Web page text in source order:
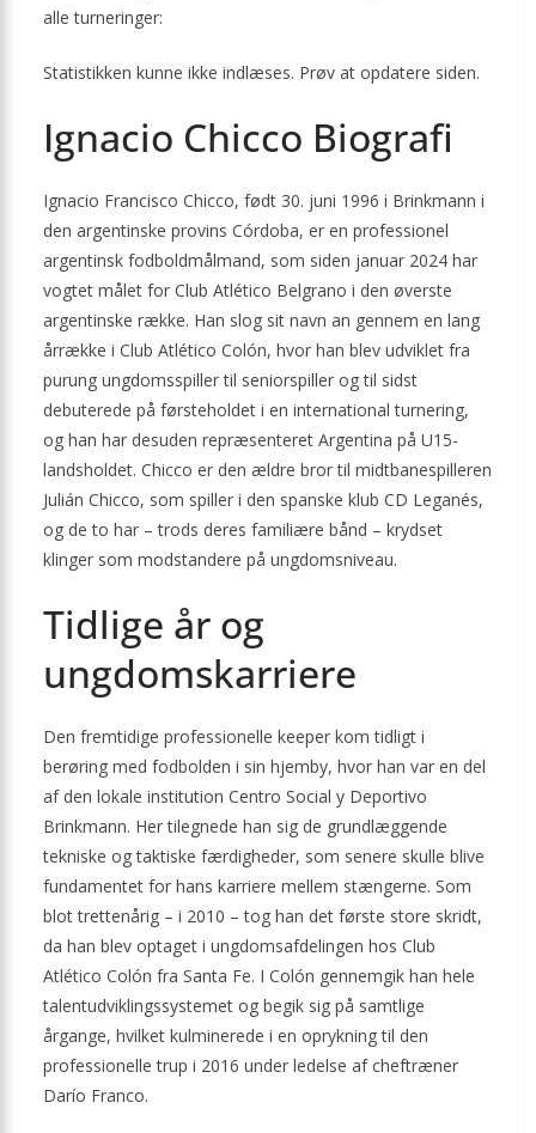
alle turneringer:
Statistikken kunne ikke indlæses. Prøv at opdatere siden.
Ignacio Chicco Biografi
Ignacio Francisco Chicco, født 30. juni 1996 i Brinkmann i
den argentinske provins Córdoba, er en professionel
argentinsk fodboldmålmand, som siden januar 2024 har
vogtet målet for Club Atlético Belgrano i den øverste
argentinske række. Han slog sit navn an gennem en lang
årrække i Club Atlético Colón, hvor han blev udviklet fra
purung ungdomsspiller til seniorspiller og til sidst
debuterede på førsteholdet i en international turnering,
og han har desuden repræsenteret Argentina på U15-
landsholdet. Chicco er den ældre bror til midtbanespilleren
Julián Chicco, som spiller i den spanske klub CD Leganés,
og de to har – trods deres familiære bånd – krydset
klinger som modstandere på ungdomsniveau.
Tidlige år og
ungdomskarriere
Den fremtidige professionelle keeper kom tidligt i
berøring med fodbolden i sin hjemby, hvor han var en del
af den lokale institution Centro Social y Deportivo
Brinkmann. Her tilegnede han sig de grundlæggende
tekniske og taktiske færdigheder, som senere skulle blive
fundamentet for hans karriere mellem stængerne. Som
blot trettenårig – i 2010 – tog han det første store skridt,
da han blev optaget i ungdomsafdelingen hos Club
Atlético Colón fra Santa Fe. I Colón gennemgik han hele
talentudviklingssystemet og begik sig på samtlige
årgange, hvilket kulminerede i en oprykning til den
professionelle trup i 2016 under ledelse af cheftræner
Darío Franco.